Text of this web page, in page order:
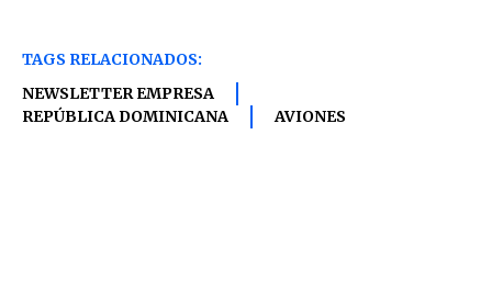
TAGS RELACIONADOS:
NEWSLETTER EMPRESA
REPÚBLICA DOMINICANA
AVIONES